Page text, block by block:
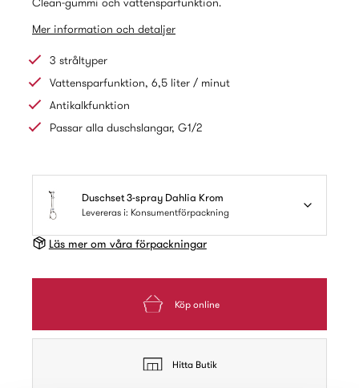
Mer information och detaljer
3 stråltyper
Vattensparfunktion, 6,5 liter / minut
Antikalkfunktion
Passar alla duschslangar, G1/2
Duschset 3-spray Dahlia Krom
Levereras i: Konsumentförpackning
Läs mer om våra förpackningar
Köp online
Hitta Butik